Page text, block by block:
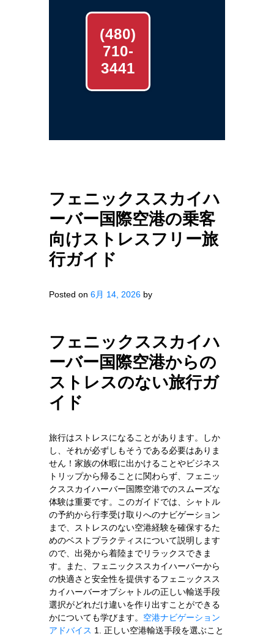
(480)
710-
3441
フェニックススカイハ
ーバー国際空港の乗客
向けストレスフリー旅
行ガイド
Posted on 6月 14, 2026 by
フェニックススカイハ
ーバー国際空港からの
ストレスのない旅行ガ
イド
旅行はストレスになることがあります。しか
し、それが必ずしもそうである必要はありま
せん！家族の休暇に出かけることやビジネス
トリップから帰ることに関わらず、フェニッ
クススカイハーバー国際空港でのスムーズな
体験は重要です。このガイドでは、シャトル
の予約から行李受け取りへのナビゲーション
まで、ストレスのない空港経験を確保するた
めのベストプラクティスについて説明します
ので、出発から着陸までリラックスできま
す。また、フェニックススカイハーバーから
の快適さと安全性を提供するフェニックスス
カイハーバーオブシャトルの正しい輸送手段
選択がどれだけ違いを作り出すことができる
かについても学びます。 空港ナビゲーション
アドバイス 1. 正しい空港輸送手段を選ぶこと